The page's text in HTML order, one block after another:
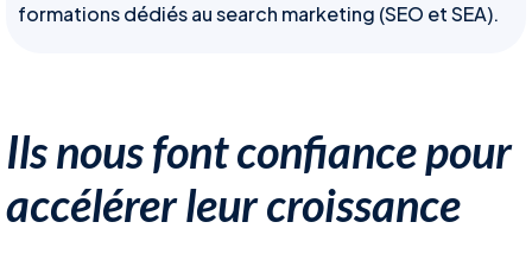
formations dédiés au search marketing (SEO et SEA).
Ils nous font confiance pour
accélérer leur croissance